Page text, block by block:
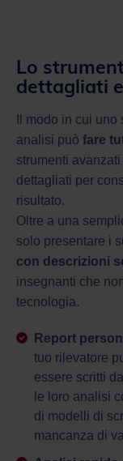
Lo
dettagliati
Il modo in cui
analisi può fare
strumenti
dettagliati per
risultato.
Oltre a una
solo presentare i
con descrizioni
insegnanti che
tecnologia.
Report
tuo rilevatore
essere scritti
le loro analisi
di modelli di
mancanza di